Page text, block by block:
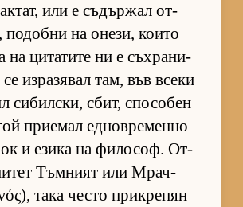
или е съ­дър­жал от­
на оне­зи, ко­ито
на ци­та­тите ни е съх­ра­ни­
из­ра­зя­вал там, във всеки
си­бил­с­ки, сбит, спо­со­бен
при­е­мал ед­нов­ре­менно
и езика на фи­ло­соф. От­
Тъм­ният или Мрач­
така често прик­ре­пян